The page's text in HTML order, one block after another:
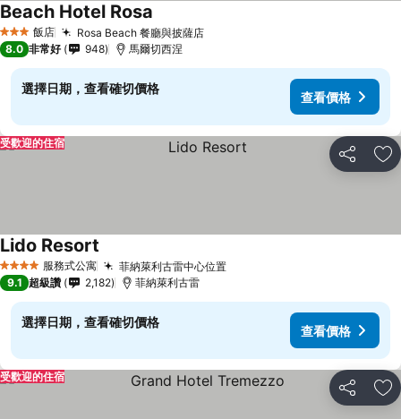
3 星級 飯店 Rosa Beach 餐廳與披薩店查看價格
Beach Hotel Rosa
8.0 非常好 948 馬爾切西涅
選擇日期，查看確切價格
查看價格
分享 加
受歡迎的住宿
4 星級 服務式公寓 菲納萊利古雷中心位置查看價格
Lido Resort
9.1 超級讚 2,182 菲納萊利古雷
選擇日期，查看確切價格
查看價格
分享 加
受歡迎的住宿